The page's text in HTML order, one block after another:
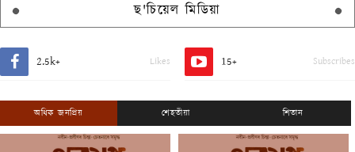
ছ'চিয়েল মিডিয়া
2.5k+ Likes 15+ Subscribes
অধিক জনপ্ৰিয় শেহতীয়া শিতান